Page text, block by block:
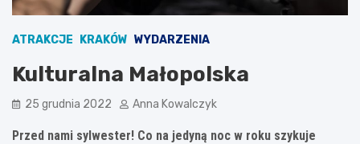
ATRAKCJE KRAKÓW WYDARZENIA
Kulturalna Małopolska
25 grudnia 2022 Anna Kowalczyk
Przed nami sylwester! Co na jedyną noc w roku szykuje